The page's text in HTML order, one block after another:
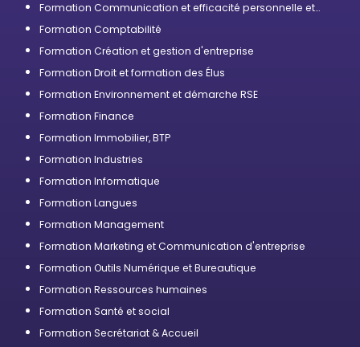
Formation Communication et efficacité personnelle et
Formation Comptabilité
Formation Création et gestion d'entreprise
Formation Droit et formation des Élus
Formation Environnement et démarche RSE
Formation Finance
Formation Immobilier, BTP
Formation Industries
Formation Informatique
Formation Langues
Formation Management
Formation Marketing et Communication d'entreprise
Formation Outils Numérique et Bureautique
Formation Ressources humaines
Formation Santé et social
Formation Secrétariat & Accueil